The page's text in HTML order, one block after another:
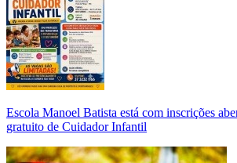
Escola Manoel Batista está com inscrições
gratuito de Cuidador Infantil